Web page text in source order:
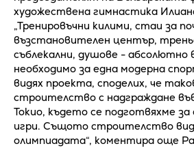
художествена гимнастика
„Тренировъчни килими, стаи за
възстановителен център,
съблекални, душове - абсолютно
необходимо за една модерна
видях проекта, споделих, че
строителство с надграждане
Токио, където се подготвяхме
игри. Същото строителство
олимпиадата“, коментира още